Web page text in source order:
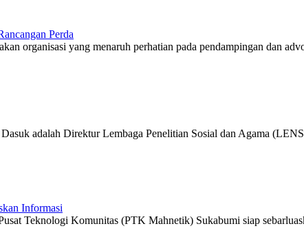
Perda
organisasi yang menaruh perhatian pada pendampingan dan
adalah Direktur Lembaga Penelitian Sosial dan Agama
Informasi
Teknologi Komunitas (PTK Mahnetik) Sukabumi siap